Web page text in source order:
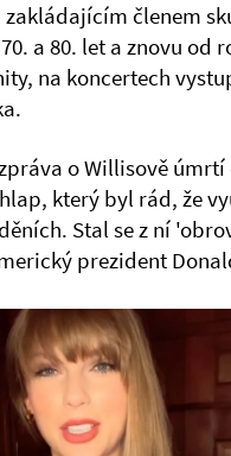
členem
a 80. let a znovu od
na koncertech
o Willisově
který byl rád, že
Stal se z ní
prezident